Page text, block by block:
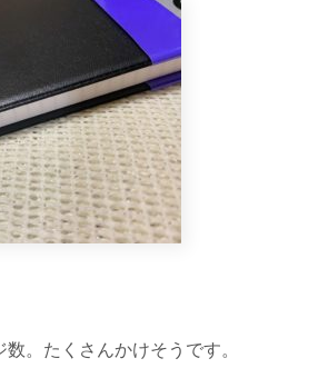
。たくさんかけそうです。